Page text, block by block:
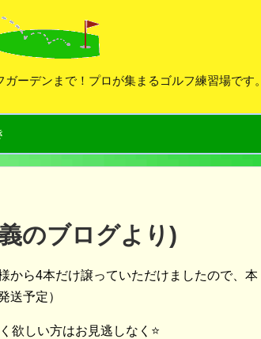
ーデンまで！プロが集まるゴルフ練習場です。
のブログより)
から4本だけ譲っていただけましたので、本
送予定）
欲しい方はお見逃しなく⭐️